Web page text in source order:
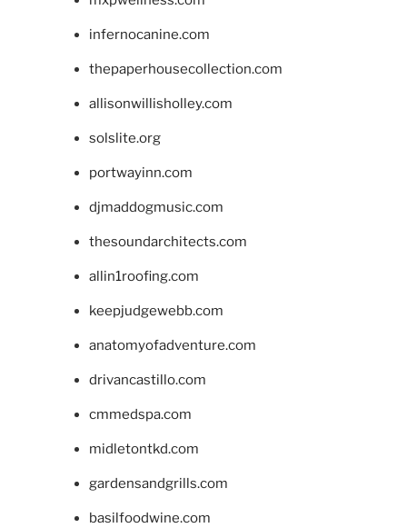
infernocanine.com
thepaperhousecollection.com
allisonwillisholley.com
solslite.org
portwayinn.com
djmaddogmusic.com
thesoundarchitects.com
allin1roofing.com
keepjudgewebb.com
anatomyofadventure.com
drivancastillo.com
cmmedspa.com
midletontkd.com
gardensandgrills.com
basilfoodwine.com